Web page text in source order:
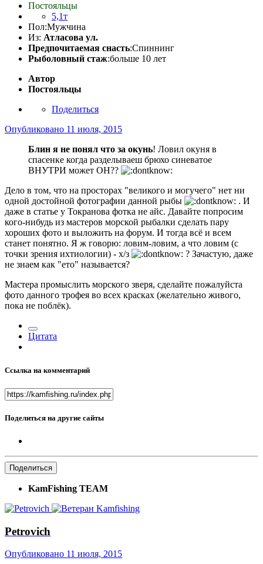
Постояльцы
5,1т
Пол:Мужчина
Из: Атласова ул.
Предпочитаемая снасть:Спиннинг
Рыболовный стаж:больше 10 лет
Автор
Постояльцы
Поделиться
Опубликовано 11 июля, 2015
Блин я не понял что за окунь! Ловил окуня в
спасенке когда разделываеш брюхо синеватое
ВНУТРИ может ОН??
Дело в том, что на просторах "великого и могучего" нет ни
одной достойной фотографии данной рыбы
. И
даже в статье у Токранова фотка не айс. Давайте попросим
кого-нибудь из мастеров морской рыбалки сделать пару
хороших фото и выложить на форум. И тогда всё и всем
станет понятно. Я ж говорю: ловим-ловим, а что ловим (с
точки зрения ихтиологии) - х/з
? Зачастую, даже
не знаем как "ето" называется?
Мастера промыслить морского зверя, сделайте пожалуйста
фото данного трофея во всех красках (желательно живого,
пока не поблёк).
Цитата
Ссылка на комментарий
Поделиться на другие сайты
Поделиться
KamFishing TEАМ
Petrovich
Опубликовано 11 июля, 2015